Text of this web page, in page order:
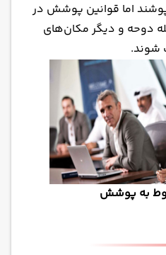
اما قوانین پوشش در
دوحه و دیگر مکان‌های
شوند.
به پوشش